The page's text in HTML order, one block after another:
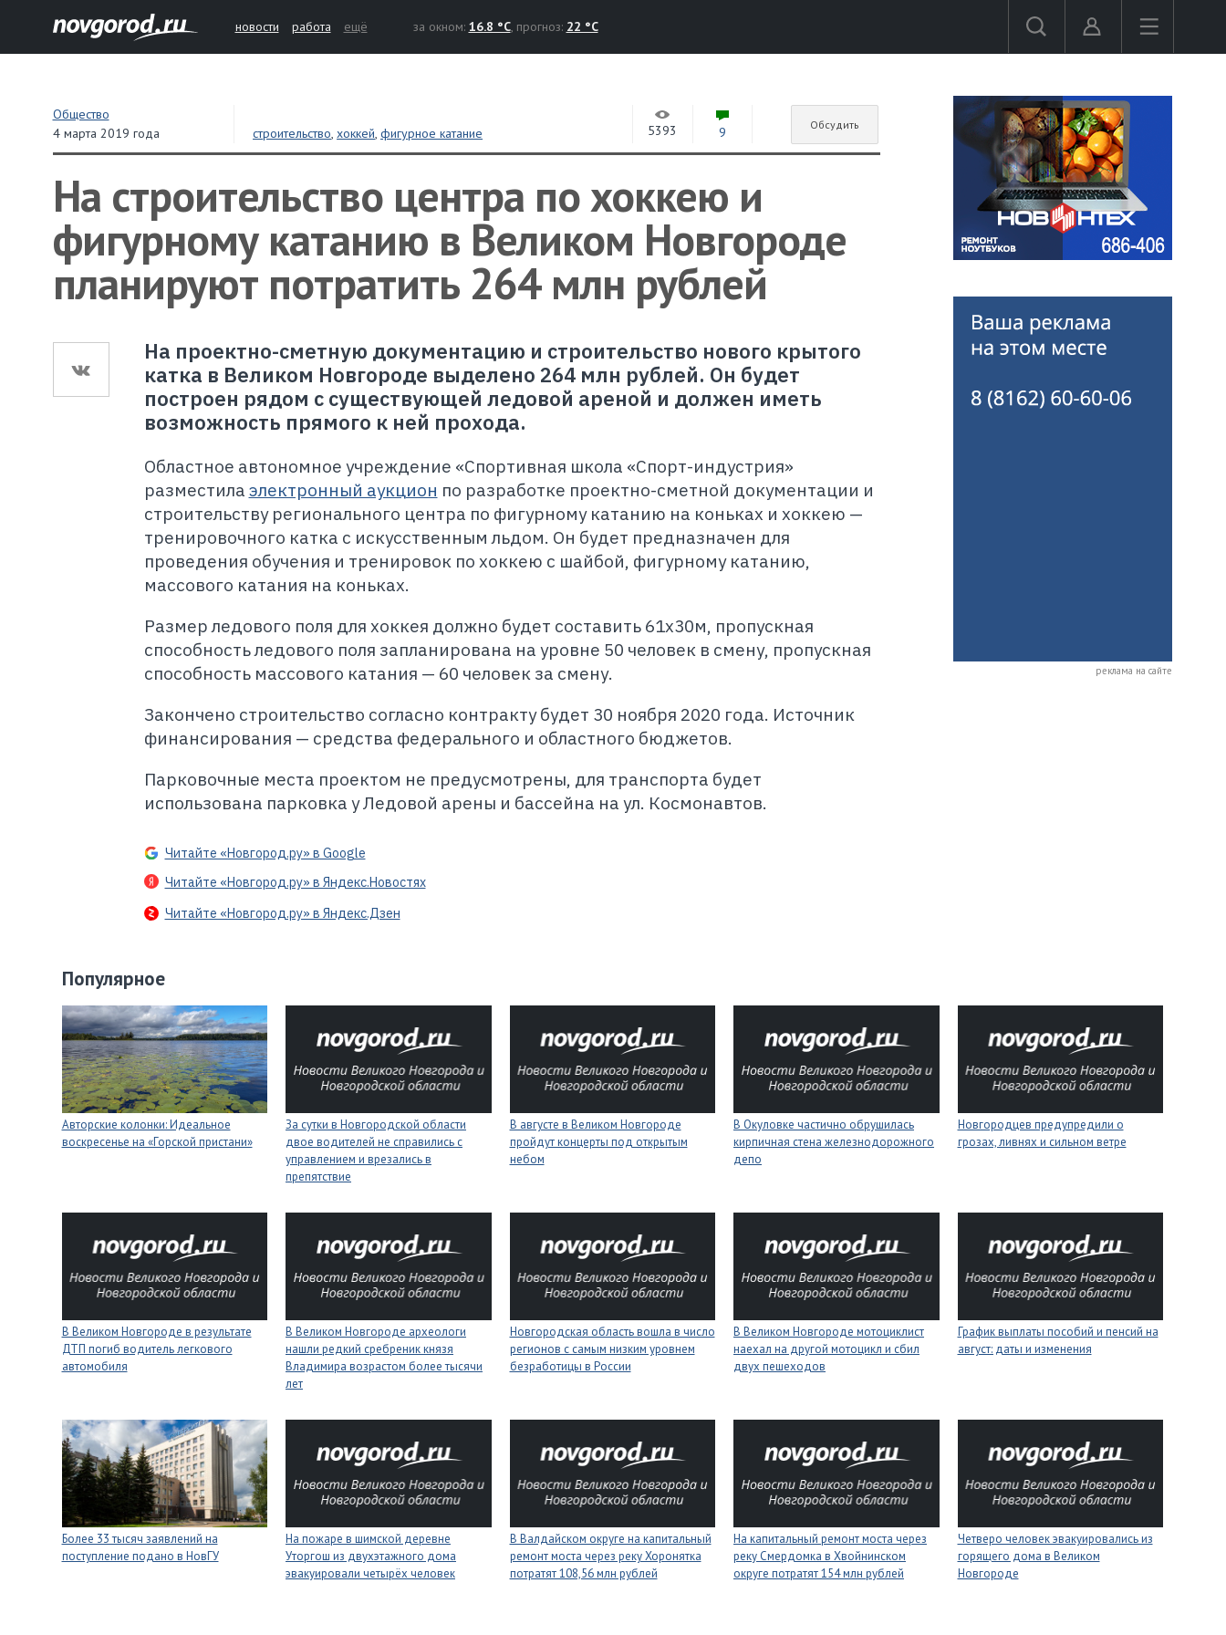
новости работа ещё за окном: 16.8 °C, прогноз: 22 °C
Общество
4 марта 2019 года
строительство,хоккей,фигурное катание 5393 9 Обсудить
На строительство центра по хоккею и
фигурному катанию в Великом Новгороде
планируют потратить 264 млн рублей
На проектно-сметную документацию и строительство нового крытого
катка в Великом Новгороде выделено 264 млн рублей. Он будет
построен рядом с существующей ледовой ареной и должен иметь
возможность прямого к ней прохода.
Областное автономное учреждение «Спортивная школа «Спорт-индустрия»
разместила электронный аукцион по разработке проектно-сметной документации и
строительству регионального центра по фигурному катанию на коньках и хоккею —
тренировочного катка с искусственным льдом. Он будет предназначен для
проведения обучения и тренировок по хоккею с шайбой, фигурному катанию,
массового катания на коньках.
Размер ледового поля для хоккея должно будет составить 61х30м, пропускная
способность ледового поля запланирована на уровне 50 человек в смену, пропускная
способность массового катания — 60 человек за смену.
Закончено строительство согласно контракту будет 30 ноября 2020 года. Источник
финансирования — средства федерального и областного бюджетов.
Парковочные места проектом не предусмотрены, для транспорта будет
использована парковка у Ледовой арены и бассейна на ул. Космонавтов.
Читайте «Новгород.ру» в Google
Читайте «Новгород.ру» в Яндекс.Новостях
Читайте «Новгород.ру» в Яндекс.Дзен
реклама на сайте
Популярное
Авторские колонки: Идеальное
воскресенье на «Горской пристани»
За сутки в Новгородской области
двое водителей не справились с
управлением и врезались в
препятствие
В августе в Великом Новгороде
пройдут концерты под открытым
небом
В Окуловке частично обрушилась
кирпичная стена железнодорожного
депо
Новгородцев предупредили о
грозах, ливнях и сильном ветре
В Великом Новгороде в результате
ДТП погиб водитель легкового
автомобиля
В Великом Новгороде археологи
нашли редкий сребреник князя
Владимира возрастом более тысячи
лет
Новгородская область вошла в число
регионов с самым низким уровнем
безработицы в России
В Великом Новгороде мотоциклист
наехал на другой мотоцикл и сбил
двух пешеходов
График выплаты пособий и пенсий на
август: даты и изменения
Более 33 тысяч заявлений на
поступление подано в НовГУ
На пожаре в шимской деревне
Уторгош из двухэтажного дома
эвакуировали четырёх человек
В Валдайском округе на капитальный
ремонт моста через реку Хоронятка
потратят 108,56 млн рублей
На капитальный ремонт моста через
реку Смердомка в Хвойнинском
округе потратят 154 млн рублей
Четверо человек эвакуировались из
горящего дома в Великом
Новгороде